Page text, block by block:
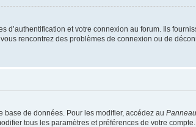
d’authentification et votre connexion au forum. Ils
rencontrez des problèmes de connexion ou de
base de données. Pour les modifier, accédez au
tous les paramètres et préférences de votre compte.